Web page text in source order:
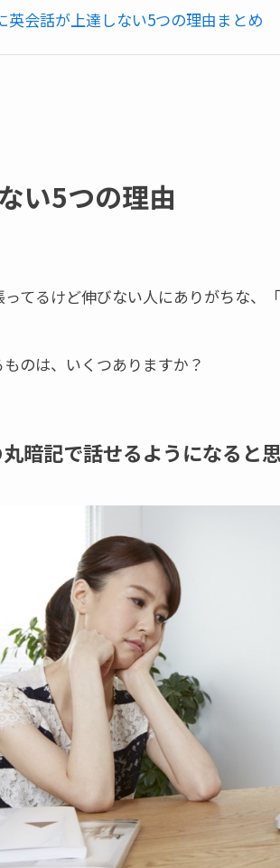
英会話が上達しない5つの理由まとめ
い5つの理由
てるけど伸びない人にありがちな、
のは、いくつありますか？
暗記で話せるようになると